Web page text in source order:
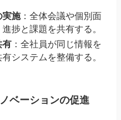
実施：全体会議や個別面
捗と課題を共有する。
有 ：全社員が同じ情報を
システムを整備する。
ベーションの促進